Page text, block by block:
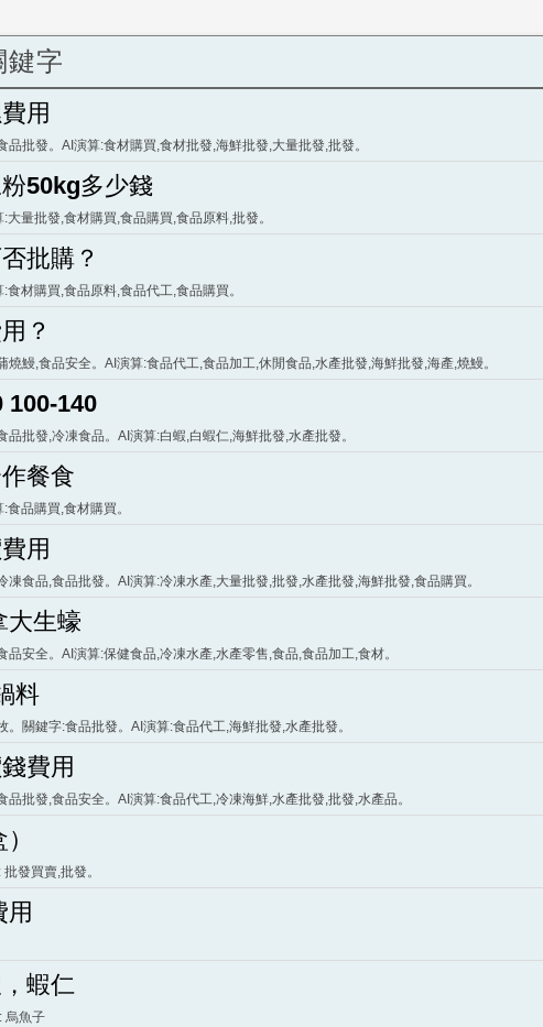
鍵字
用
品批發。AI演算:食材購買,食材批發,海鮮批發,大量批發,批發。
50kg多少錢
大量批發,食材購買,食品購買,食品原料,批發。
批購？
材購買,食品原料,食品代工,食品購買。
？
燒鰻,食品安全。AI演算:食品代工,食品加工,休閒食品,水產批發,海鮮批發,海產,燒鰻。
100-140
品批發,冷凍食品。AI演算:白蝦,白蝦仁,海鮮批發,水產批發。
餐食
品購買,食材購買。
用
凍食品,食品批發。AI演算:冷凍水產,大量批發,批發,水產批發,海鮮批發,食品購買。
大生蠔
品安全。AI演算:保健食品,冷凍水產,水產零售,食品,食品加工,食材。
料
。關鍵字:食品批發。AI演算:食品代工,海鮮批發,水產批發。
費用
品批發,食品安全。AI演算:食品代工,冷凍海鮮,水產批發,批發,水產品。
發買賣,批發。
用
蝦仁
烏魚子